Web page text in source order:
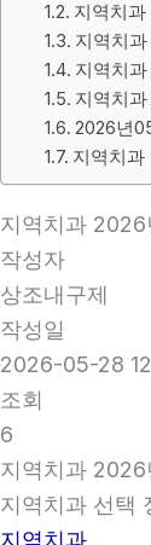
지역치
지역치
지역치
지역치
2026년
지역치과
지역치과
작성자
상조내구제
작성일
2026-05-28
조회
6
지역치과
지역치과 선택
지역치과